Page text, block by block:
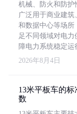
机械、防火和防护
广泛用于商业建
和数据中心等场所
足不同领域对电力
障电力系统稳定运
2026年8月4日
13米平板车的
数